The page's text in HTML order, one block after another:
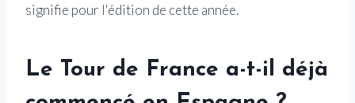
signifie pour l'édition de cette année.
Le Tour de France a-t-il déjà